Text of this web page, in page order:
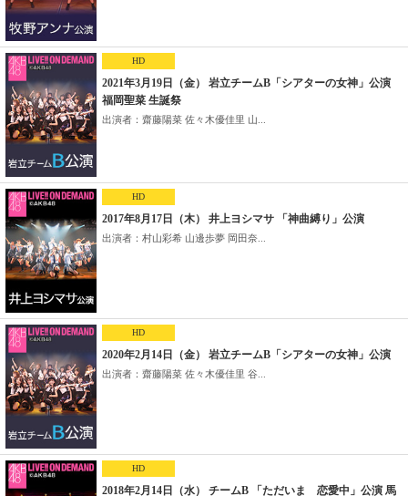
HD
2021年3月19日（金） 岩立チームB「シアターの女神」公演
福岡聖菜 生誕祭
出演者：齋藤陽菜 佐々木優佳里 山...
HD
2017年8月17日（木） 井上ヨシマサ 「神曲縛り」公演
出演者：村山彩希 山邊歩夢 岡田奈...
HD
2020年2月14日（金） 岩立チームB「シアターの女神」公演
出演者：齋藤陽菜 佐々木優佳里 谷...
HD
2018年2月14日（水） チームB 「ただいま 恋愛中」公演 馬